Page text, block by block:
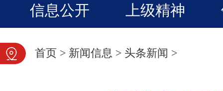
信息公开 上级精神
首页 > 新闻信息 > 头条新闻 >